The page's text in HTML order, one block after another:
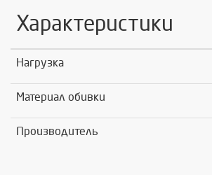
Характеристики
Нагрузка
Материал обивки
Производитель